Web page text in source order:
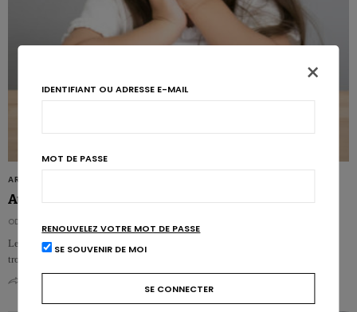
ARTICLES
Autisme & troubles alimentaires vont souvent de pair
ODILE BERNARD
Les problèmes alimentaires sont courants chez les personnes atteintes d’un
trouble du spectre de l’autisme: 46 à 89% d’entre elles en…
×
IDENTIFIANT OU ADRESSE E-MAIL
MOT DE PASSE
RENOUVELEZ VOTRE MOT DE PASSE
SE SOUVENIR DE MOI